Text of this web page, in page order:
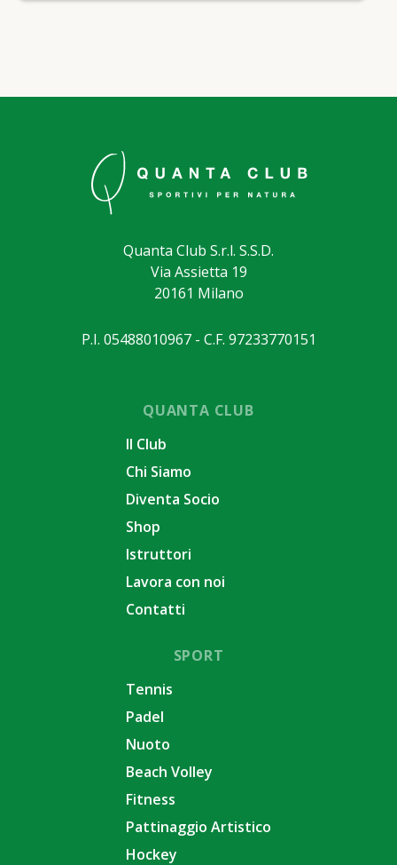
Quanta Club S.r.l. S.S.D.
Via Assietta 19
20161 Milano
P.I. 05488010967 - C.F. 97233770151
QUANTA CLUB
Il Club
Chi Siamo
Diventa Socio
Shop
Istruttori
Lavora con noi
Contatti
SPORT
Tennis
Padel
Nuoto
Beach Volley
Fitness
Pattinaggio Artistico
Hockey